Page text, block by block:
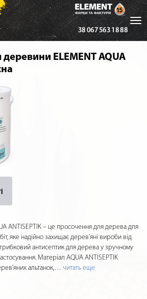
38 067 563 18 88
ELEMENT AQUA
ANTISEPTIK – це просочення для дерева для
яке надійно захищає дерев'яні вироби від
антисептик для дерева у зручному
Матеріал AQUA ANTISEPTIK
альтанок,… читать еще